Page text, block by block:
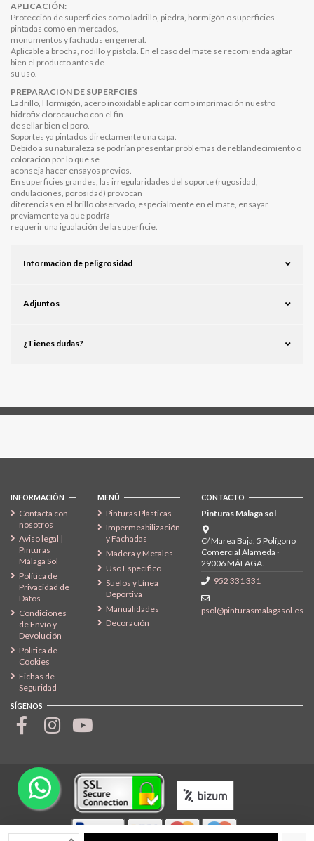
APLICACIÓN:
Protección de superficies como ladrillo, piedra, hormigón o superficies
pintadas como en mercados,
monumentos y fachadas en general.
Aplicable a brocha, rodillo y pistola. En el caso del mate se recomienda agitar
bien el producto antes de
su uso.
PREPARACION DE SUPERFCIES
Ladrillo, Hormigón, acero inoxidable aplicar como imprimación nuestro
hidrofix clorocaucho con el fin
de sellar bien el poro.
Soportes ya pintados directamente una capa.
Debido a su naturaleza se podrían presentar problemas de reblandecimiento o
coloración por lo que se
aconseja hacer ensayos previos.
En superficies grandes, las irregularidades del soporte (rugosidad,
ondulaciones, porosidad) provocan
diferencias en el brillo observado, especialmente en el mate, ensayar
previamente ya que podría
requerir una igualación de la superficie.
Información de peligrosidad
Adjuntos
¿Tienes dudas?
INFORMACIÓN
Contacta con
nosotros
Aviso legal |
Pinturas
Málaga Sol
Política de
Privacidad de
Datos
Condiciones
de Envío y
Devolución
Política de
Cookies
Fichas de
Seguridad
MENÚ
Pinturas Plásticas
Impermeabilización
y Fachadas
Madera y Metales
Uso Específico
Suelos y Línea
Deportiva
Manualidades
Decoración
CONTACTO
Pinturas Málaga sol
C/ Marea Baja, 5 Polígono
Comercial Alameda ·
29006 MÁLAGA.
952 331 331
psol@pinturasmalagasol.es
SÍGENOS